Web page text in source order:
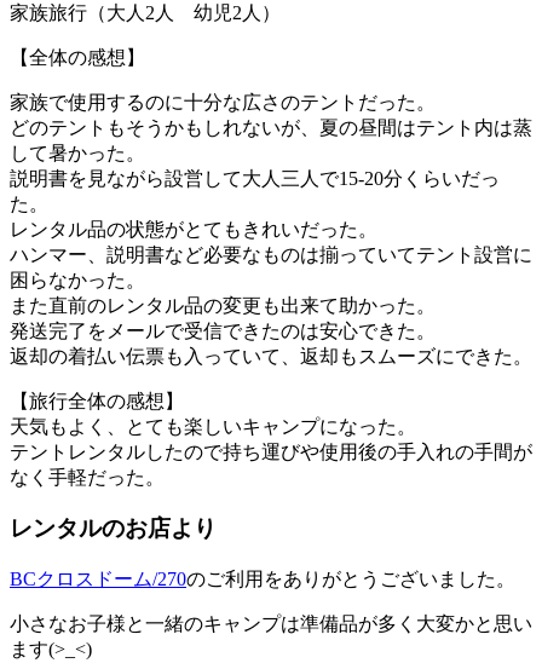
家族旅行（大人2人 幼児2人）
【全体の感想】
家族で使用するのに十分な広さのテントだった。
どのテントもそうかもしれないが、夏の昼間はテント内は蒸
して暑かった。
説明書を見ながら設営して大人三人で15-20分くらいだっ
た。
レンタル品の状態がとてもきれいだった。
ハンマー、説明書など必要なものは揃っていてテント設営に
困らなかった。
また直前のレンタル品の変更も出来て助かった。
発送完了をメールで受信できたのは安心できた。
返却の着払い伝票も入っていて、返却もスムーズにできた。
【旅行全体の感想】
天気もよく、とても楽しいキャンプになった。
テントレンタルしたので持ち運びや使用後の手入れの手間が
なく手軽だった。
レンタルのお店より
BCクロスドーム/270のご利用をありがとうございました。
小さなお子様と一緒のキャンプは準備品が多く大変かと思い
ます(>_<)